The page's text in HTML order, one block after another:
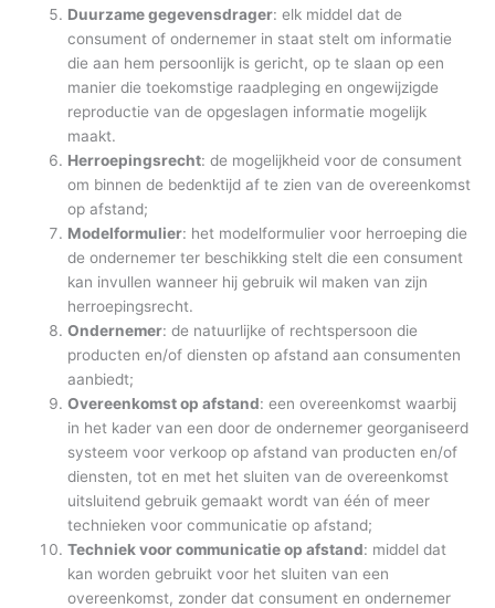
Duurzame gegevensdrager: elk middel dat de
consument of ondernemer in staat stelt om informatie
die aan hem persoonlijk is gericht, op te slaan op een
manier die toekomstige raadpleging en ongewijzigde
reproductie van de opgeslagen informatie mogelijk
maakt.
Herroepingsrecht: de mogelijkheid voor de consument
om binnen de bedenktijd af te zien van de overeenkomst
op afstand;
Modelformulier: het modelformulier voor herroeping die
de ondernemer ter beschikking stelt die een consument
kan invullen wanneer hij gebruik wil maken van zijn
herroepingsrecht.
Ondernemer: de natuurlijke of rechtspersoon die
producten en/of diensten op afstand aan consumenten
aanbiedt;
Overeenkomst op afstand: een overeenkomst waarbij
in het kader van een door de ondernemer georganiseerd
systeem voor verkoop op afstand van producten en/of
diensten, tot en met het sluiten van de overeenkomst
uitsluitend gebruik gemaakt wordt van één of meer
technieken voor communicatie op afstand;
Techniek voor communicatie op afstand: middel dat
kan worden gebruikt voor het sluiten van een
overeenkomst, zonder dat consument en ondernemer